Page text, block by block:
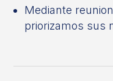
Mediante
priorizamos sus